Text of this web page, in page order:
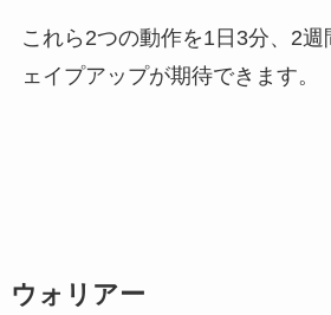
これら2つの動作を1日3分、2
ェイプアップが期待できます。
ウォリアー